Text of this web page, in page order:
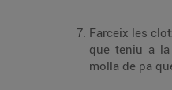
Farceix les
que teniu a
molla de pa